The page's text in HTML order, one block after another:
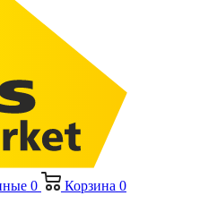
0 Корзина 0